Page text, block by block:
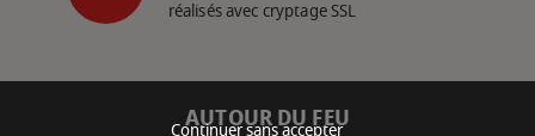
réalisés avec cryptage SSL
AUTOUR DU FEU
Continuer sans accepter